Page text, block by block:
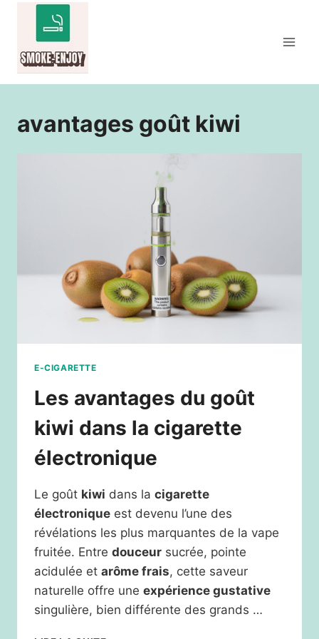
contenu
avantages goût kiwi
E-CIGARETTE
Les avantages du goût
kiwi dans la cigarette
électronique
Le goût kiwi dans la cigarette
électronique est devenu l’une des
révélations les plus marquantes de la vape
fruitée. Entre douceur sucrée, pointe
acidulée et arôme frais, cette saveur
naturelle offre une expérience gustative
singulière, bien différente des grands …